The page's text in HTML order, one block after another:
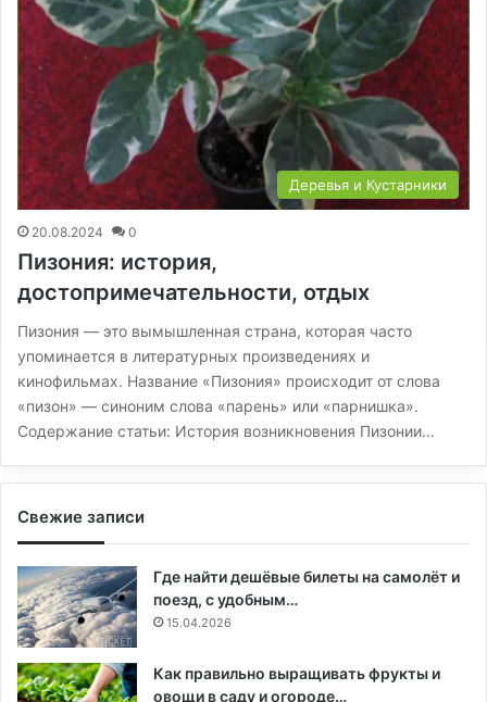
Деревья и Кустарники
20.08.2024 0
Пизония: история,
достопримечательности, отдых
Пизония — это вымышленная страна, которая часто
упоминается в литературных произведениях и
кинофильмах. Название «Пизония» происходит от слова
«пизон» — синоним слова «парень» или «парнишка».
Содержание статьи: История возникновения Пизонии…
Свежие записи
Где найти дешёвые билеты на самолёт и
поезд, с удобным…
15.04.2026
Как правильно выращивать фрукты и
овощи в саду и огороде…